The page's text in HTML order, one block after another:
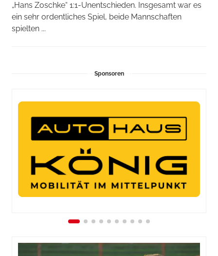
„Hans Zoschke“ 1:1-Unentschieden. Insgesamt war es
ein sehr ordentliches Spiel, beide Mannschaften
spielten ...
Sponsoren